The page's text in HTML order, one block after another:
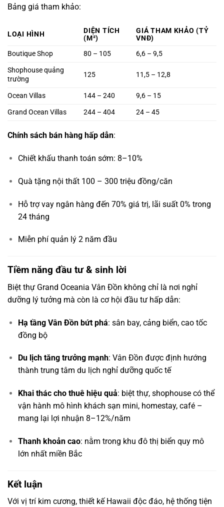
Bảng giá tham khảo:
LOẠI HÌNH
DIỆN TÍCH
(M²)
GIÁ THAM KHẢO (TỶ
VNĐ)
Boutique Shop
80 – 105
6,6 – 9,5
Shophouse quảng
trường
125 11,5 – 12,8
Ocean Villas 144 – 240
9,6 – 15
Grand Ocean Villas
244 – 404 24 – 45
Chính sách bán hàng hấp dẫn:
Chiết khấu thanh toán sớm: 8–10%
Quà tặng nội thất 100 – 300 triệu đồng/căn
Hỗ trợ vay ngân hàng đến 70% giá trị, lãi suất 0% trong
24 tháng
Miễn phí quản lý 2 năm đầu
Tiềm năng đầu tư & sinh lời
Biệt thự Grand Oceania Vân Đồn không chỉ là nơi nghỉ
dưỡng lý tưởng mà còn là cơ hội đầu tư hấp dẫn:
Hạ tầng Vân Đồn bứt phá: sân bay, cảng biển, cao tốc
đồng bộ
Du lịch tăng trưởng mạnh: Vân Đồn được định hướng
thành trung tâm du lịch nghỉ dưỡng quốc tế
Khai thác cho thuê hiệu quả: biệt thự, shophouse có thể
vận hành mô hình khách sạn mini, homestay, café –
mang lại lợi nhuận 8–12%/năm
Thanh khoản cao: nằm trong khu đô thị biển quy mô
lớn nhất miền Bắc
Kết luận
Với vị trí kim cương, thiết kế Hawaii độc đáo, hệ thống tiện